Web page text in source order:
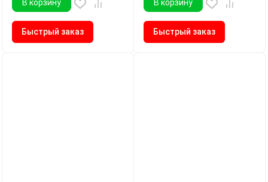
В корзину
Быстрый заказ
В корзину
Быстрый заказ